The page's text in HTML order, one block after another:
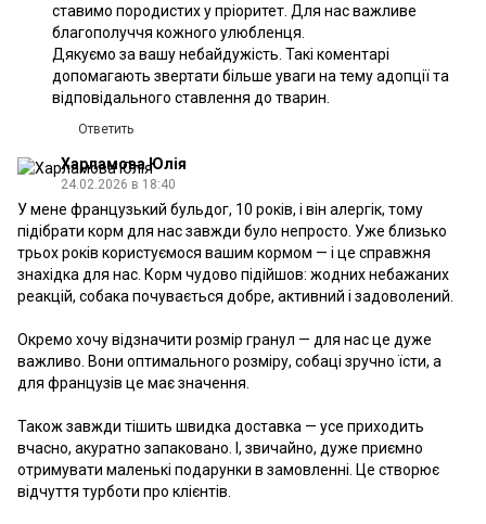
ставимо породистих у пріоритет. Для нас важливе
благополуччя кожного улюбленця.
Дякуємо за вашу небайдужість. Такі коментарі
допомагають звертати більше уваги на тему адопції та
відповідального ставлення до тварин.
Ответить
Харламова Юлія
24.02.2026 в 18:40
У мене французький бульдог, 10 років, і він алергік, тому
підібрати корм для нас завжди було непросто. Уже близько
трьох років користуємося вашим кормом — і це справжня
знахідка для нас. Корм чудово підійшов: жодних небажаних
реакцій, собака почувається добре, активний і задоволений.
Окремо хочу відзначити розмір гранул — для нас це дуже
важливо. Вони оптимального розміру, собаці зручно їсти, а
для французів це має значення.
Також завжди тішить швидка доставка — усе приходить
вчасно, акуратно запаковано. І, звичайно, дуже приємно
отримувати маленькі подарунки в замовленні. Це створює
відчуття турботи про клієнтів.